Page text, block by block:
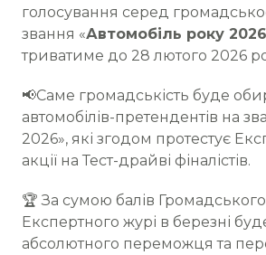
голосування серед
звання «Автомобіль року 2026
триватиме до 28 лютого 2026
📢Саме громадськість буде
автомобілів-претендентів на
2026», які згодом протестує
акції на Тест-драйві фіналістів.
🏆 За сумою балів Громадського
Експертного журі в березні
абсолютного переможця та